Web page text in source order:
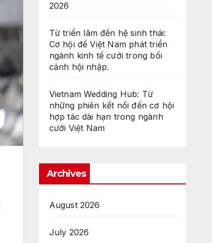
2026
Từ triển lãm đến hệ sinh thái:
Cơ hội để Việt Nam phát triển
ngành kinh tế cưới trong bối
cảnh hội nhập.
Vietnam Wedding Hub: Từ
những phiên kết nối đến cơ hội
hợp tác dài hạn trong ngành
cưới Việt Nam
Archives
August 2026
July 2026